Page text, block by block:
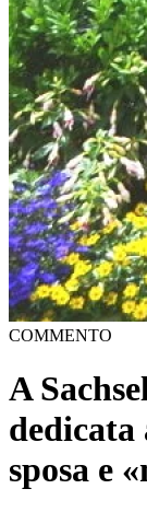
COMMENTO
A
dedicata
sposa e